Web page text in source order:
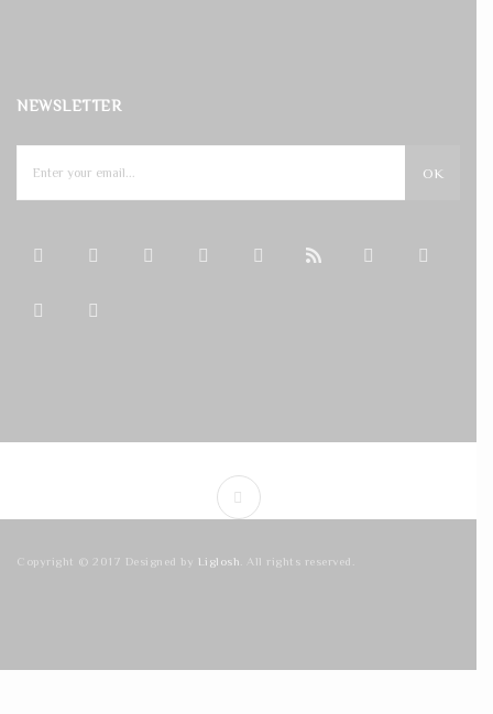
NEWSLETTER
OK
Copyright © 2017 Designed by Liglosh . All rights reserved.